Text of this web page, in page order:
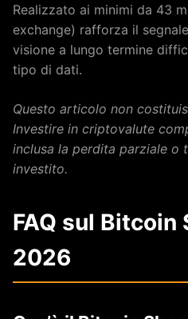
Realizzato ai minimi da 43
exchange) rafforza il
visione a lungo termine
tipo di dati.
Questo articolo non
Investire in criptovalute
inclusa la perdita parziale o
investito.
FAQ sul Bitcoin
2026